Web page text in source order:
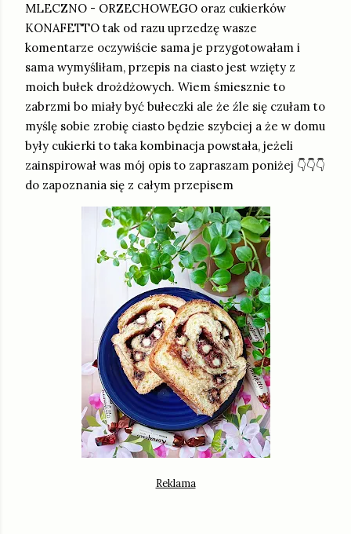
MLECZNO - ORZECHOWEGO oraz cukierków
KONAFETTO tak od razu uprzedzę wasze
komentarze oczywiście sama je przygotowałam i
sama wymyśliłam, przepis na ciasto jest wzięty z
moich bułek drożdżowych. Wiem śmiesznie to
zabrzmi bo miały być bułeczki ale że źle się czułam to
myślę sobie zrobię ciasto będzie szybciej a że w domu
były cukierki to taka kombinacja powstała, jeżeli
zainspirował was mój opis to zapraszam poniżej 👇👇👇
do zapoznania się z całym przepisem